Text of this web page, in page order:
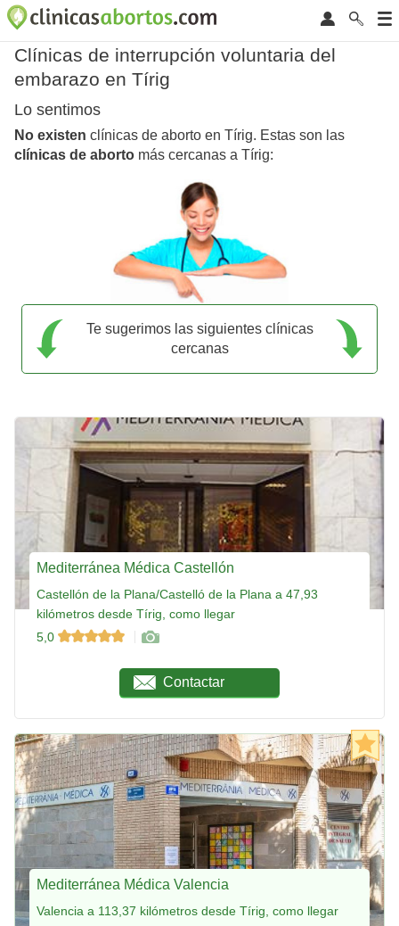
Clínicas de interrupción voluntaria del
embarazo en Tírig
Lo sentimos
No existen clínicas de aborto en Tírig. Estas son las
clínicas de aborto más cercanas a Tírig:
Te sugerimos las siguientes clínicas
cercanas
Mediterránea Médica Castellón
Castellón de la Plana/Castelló de la Plana a 47,93
kilómetros desde Tírig, como llegar
5,0
Contactar
Mediterránea Médica Valencia
Valencia a 113,37 kilómetros desde Tírig, como llegar